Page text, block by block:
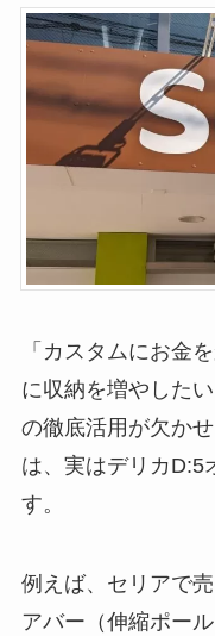
「カスタムにお金
に収納を増やした
の徹底活用が欠か
は、実はデリカD:5
す。
例えば、セリアで
アバー（伸縮ポー